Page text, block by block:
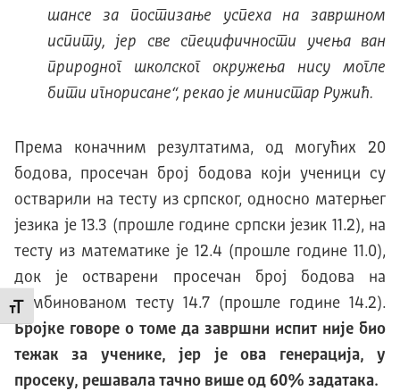
Промени величину слова
шансе за постизање успеха на завршном
испиту, јер све специфичности учења ван
природног школског окружења нису могле
бити игнорисане“, рекао је министар Ружић.
Према коначним резултатима, од могућих 20
бодова, просечан број бодова који ученици су
остварили на тесту из српског, односно матерњег
језика је 13.3 (прошле године српски језик 11.2), на
тесту из математике је 12.4 (прошле године 11.0),
док је остварени просечан број бодова на
комбинованом тесту 14.7 (прошле године 14.2).
Бројке говоре о томе да завршни испит није био
тежак за ученике, јер је ова генерација, у
просеку, решавала тачно више од 60% задатака.